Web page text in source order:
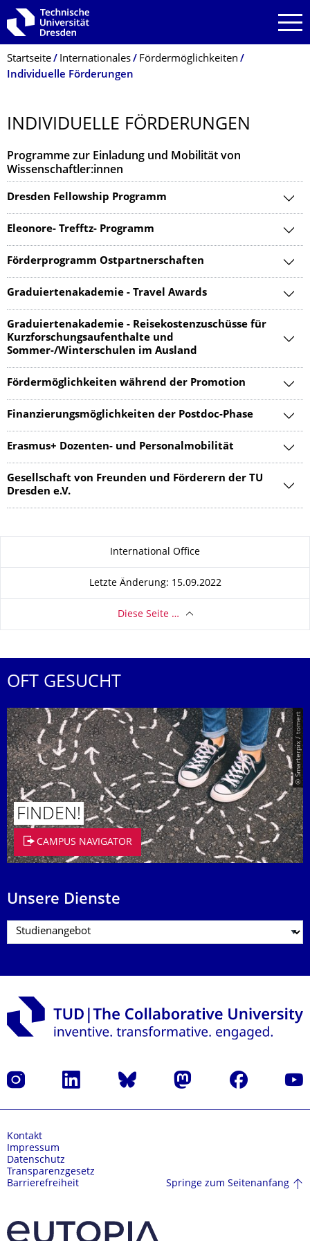
Zur Hauptnavigation springen
Zur Suche springen
Zum Inhalt springen
Breadcrumb-Menü
Startseite Internationales
Fördermöglichkeiten
Individuelle Förderungen
INDIVIDUELLE FÖRDERUNGEN
Programme zur Einladung und Mobilität von
Wissenschaftler:innen
Dresden Fellowship Programm
Eleonore- Trefftz- Programm
Förderprogramm Ostpartnerschaften
Graduiertenakademie - Travel Awards
Graduiertenakademie - Reisekostenzuschüs­se für
Kurzforschungsauf­enthalte und
Sommer-/Winterschulen im Ausland
Fördermöglichkeiten während der Promotion
Finanzierungsmöglichkeiten der Postdoc-Phase
Erasmus+ Dozenten- und Personalmobilität
Gesellschaft von Freunden und Förderern der TU
Dresden e.V.
International Office
Letzte Änderung: 15.09.2022
Diese Seite …
OFT GESUCHT
© Smarterpix / tomert
FINDEN!
CAMPUS NAVIGATOR
Unsere Dienste
Instagram LinkedIn Bluesky Mastodon Facebook
Kontakt
Impressum
Datenschutz
Transparenzgesetz
Barrierefreiheit
Springe zum Seitenanfang